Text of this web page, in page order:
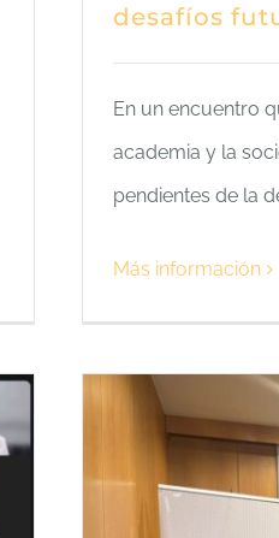
desafíos
En un encuentro
academia y la
pendientes de la
Más información